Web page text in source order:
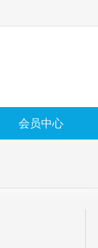
会员中心